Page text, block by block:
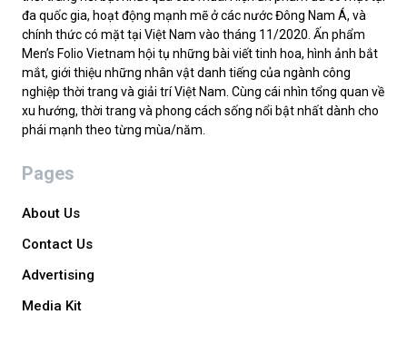
đa quốc gia, hoạt động mạnh mẽ ở các nước Đông Nam Á, và
chính thức có mặt tại Việt Nam vào tháng 11/2020. Ấn phẩm
Men’s Folio Vietnam hội tụ những bài viết tinh hoa, hình ảnh bắt
mắt, giới thiệu những nhân vật danh tiếng của ngành công
nghiệp thời trang và giải trí Việt Nam. Cùng cái nhìn tổng quan về
xu hướng, thời trang và phong cách sống nổi bật nhất dành cho
phái mạnh theo từng mùa/năm.
Pages
About Us
Contact Us
Advertising
Media Kit